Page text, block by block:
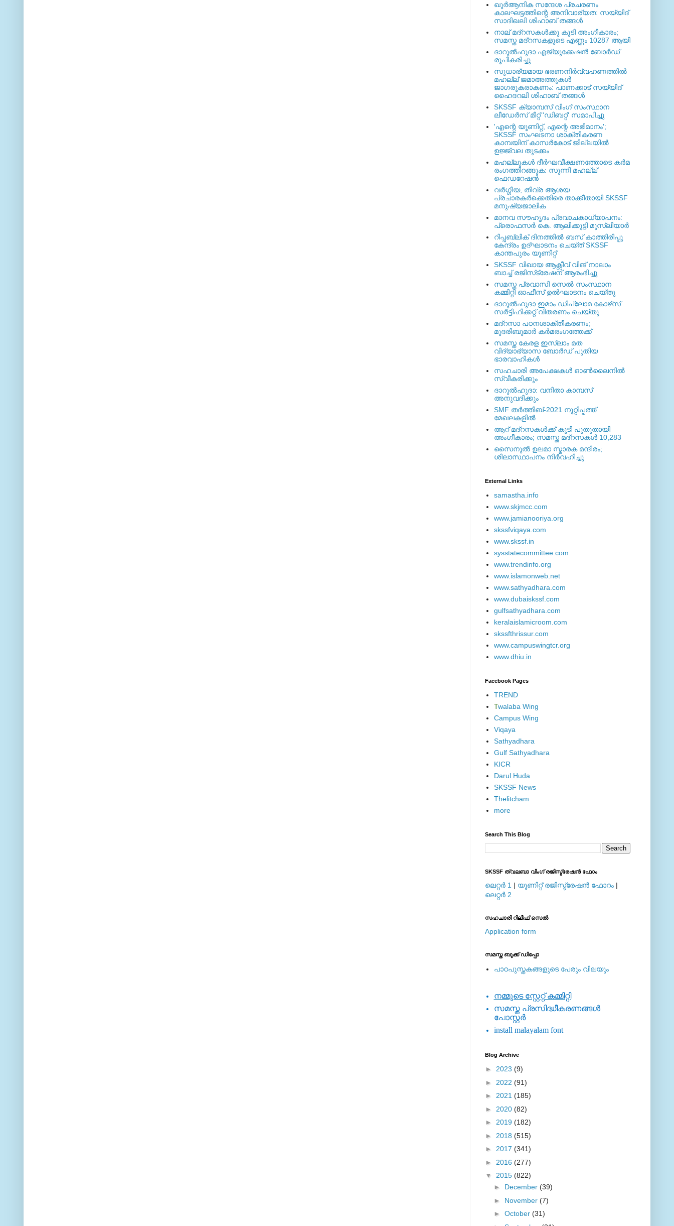
ഖുര്‍ആനിക സന്ദേശ പ്രചരണം
കാലഘട്ടത്തിന്റെ അനിവാര്യത: സയ്യിദ്
സാദിഖലി ശിഹാബ് തങ്ങള്‍
നാല് മദ്‌റസകള്‍ക്കു കൂടി അംഗീകാരം;
സമസ്ത മദ്‌റസകളുടെ എണ്ണം 10287 ആയി
ദാറുല്‍ഹുദാ എജ്യുക്കേഷന്‍ ബോര്‍ഡ്
രൂപീകരിച്ചു
സുധാര്യമായ ഭരണനിര്‍വ്വഹണത്തില്‍
മഹല്ല് ജമാഅത്തുകള്‍
ജാഗരൂകരാകണം: പാണക്കാട് സയ്യിദ്
ഹൈദറലി ശിഹാബ് തങ്ങള്‍
SKSSF ക്യാമ്പസ് വിംഗ് സംസ്ഥാന
ലീഡേർസ് മീറ്റ് 'ഡിബറ്റ്' സമാപിച്ചു
'എന്റെ യൂണിറ്റ്, എന്റെ അഭിമാനം';
SKSSF സംഘടനാ ശാക്തീകരണ
കാമ്പയിന് കാസര്‍കോട് ജില്ലയില്‍
ഉജ്ജ്വല തുടക്കം
മഹല്ലുകള്‍ ദീര്‍ഘവീക്ഷണത്തോടെ കര്‍മ
രംഗത്തിറങ്ങുക: സുന്നി മഹല്ല്
ഫെഡറേഷന്‍
വര്‍ഗ്ഗീയ, തീവ്ര ആശയ
പ്രചാരകര്‍ക്കെതിരെ താക്കീതായി SKSSF
മനുഷ്യജാലിക
മാനവ സൗഹൃദം പ്രവാചകാധ്യാപനം:
പ്രൊഫസർ കെ. ആലിക്കുട്ടി മുസ്ലിയാർ
റിപ്പബ്ലിക് ദിനത്തില്‍ ബസ് കാത്തിരിപ്പു
കേന്ദ്രം ഉദ്ഘാടനം ചെയ്ത്‌ SKSSF
കാന്തപുരം യൂണിറ്റ്
SKSSF വിഖായ ആക്റ്റീവ് വിങ് നാലാം
ബാച്ച് രജിസ്‌ട്രേഷന് ആരംഭിച്ചു
സമസ്ത പ്രവാസി സെല്‍ സംസ്ഥാന
കമ്മിറ്റി ഓഫീസ് ഉല്‍ഘാടനം ചെയ്തു
ദാറുല്‍ഹുദാ ഇമാം ഡിപ്ലോമ കോഴ്‌സ്:
സര്‍ട്ടിഫിക്കറ്റ് വിതരണം ചെയ്തു
മദ്‌റസാ പഠനശാക്തീകരണം;
മുദരിബുമാര്‍ കര്‍മരംഗത്തേക്ക്
സമസ്ത കേരള ഇസ്ലാം മത
വിദ്യാഭ്യാസ ബോര്‍ഡ് പുതിയ
ഭാരവാഹികള്‍
സഹചാരി അപേക്ഷകൾ ഓൺലൈനിൽ
സ്വീകരിക്കും
ദാറുല്‍ഹുദാ: വനിതാ കാമ്പസ്
അനുവദിക്കും
SMF തര്‍ത്തീബ്-2021 നൂറ്റിപ്പത്ത്
മേഖലകളില്‍
ആറ് മദ്റസകള്‍ക്ക് കൂടി പുതുതായി
അംഗീകാരം; സമസ്ത മദ്റസകള്‍ 10,283
സൈനുല്‍ ഉലമാ സ്മാരക മന്ദിരം;
ശിലാസ്ഥാപനം നിര്‍വഹിച്ചു
External ‎Links
samastha.info
www.skjmcc.com
www.jamianooriya.org
skssfviqaya.com
www.skssf.in
sysstatecommittee.com
www.trendinfo.org
www.islamonweb.net
www.sathyadhara.com
www.dubaiskssf.com
gulfsathyadhara.com
keralaislamicroom.com
skssfthrissur.com
www.campuswingtcr.org
www.dhiu.in
Facebook Pages
TREND
Twalaba Wing
Campus Wing
Viqaya
Sathyadhara
Gulf Sathyadhara
KICR
Darul Huda
SKSSF News
Thelitcham
more
Search This Blog
SKSSF ത്വലബാ വിംഗ് രജിസ്ട്രേഷന്‍ ഫോം
ലെറ്റര്‍ 1 | യൂണിറ്റ് രജിസ്ട്രേഷന്‍ ഫോറം |
ലെറ്റര്‍ 2
സഹചാരി റിലീഫ് സെല്‍
Application form
സമസ്ത ബുക്ക് ഡിപ്പോ
പാഠപുസ്തകങ്ങളുടെ പേരും വിലയും
നമ്മുടെ സ്റ്റേറ്റ് കമ്മിറ്റി
സമസ്ത പ്രസിദ്ധീകരണങ്ങള്‍
പോസ്റ്റര്‍
install malayalam font
Blog Archive
► 2023 (9)
► 2022 (91)
► 2021 (185)
► 2020 (82)
► 2019 (182)
► 2018 (515)
► 2017 (341)
► 2016 (277)
▼ 2015 (822)
► December (39)
► November (7)
► October (31)